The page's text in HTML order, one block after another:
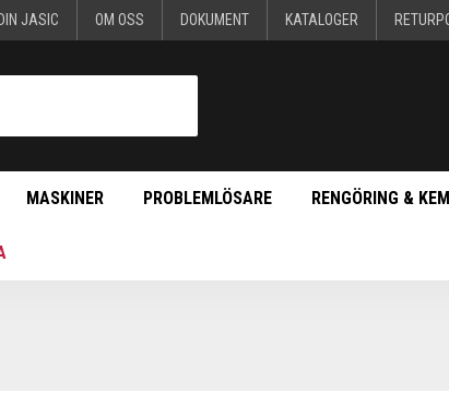
JASIC OM OSS DOKUMENT KATALOGER
MASKINER PROBLEMLÖSARE RENGÖRING & KEM